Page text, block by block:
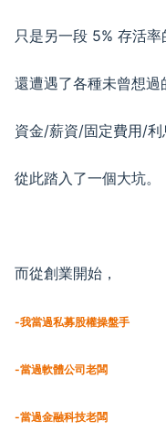
只是另一段 5% 存活率
還遭遇了各種未曾想過
資金/薪資/固定費用/利
從此踏入了一個大坑。
而從創業開始，
-我當過私募股權操盤手
-當過軟體公司老闆
-當過金融科技老闆